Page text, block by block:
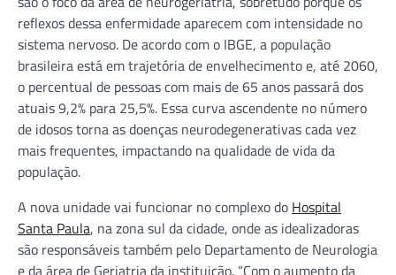
reflexos dessa enfermidade aparecem com intensidade no
sistema nervoso. De acordo com o IBGE, a população
brasileira está em trajetória de envelhecimento e, até 2060,
o percentual de pessoas com mais de 65 anos passará dos
atuais 9,2% para 25,5%. Essa curva ascendente no número
de idosos torna as doenças neurodegenerativas cada vez
mais frequentes, impactando na qualidade de vida da
população.
A nova unidade vai funcionar no complexo do Hospital
Santa Paula, na zona sul da cidade, onde as idealizadoras
são responsáveis também pelo Departamento de Neurologia
e da área de Geriatria da instituição. “Com o aumento da